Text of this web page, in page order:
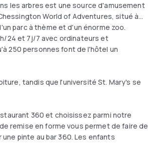
les arbres est une source d'amusement
World of Adventures, situé à
parc à thème et d'un énorme zoo.
24 et 7j/7 avec ordinateurs et
250 personnes font de l'hôtel un
tandis que l'université St. Mary's se
360 et choisissez parmi notre
remise en forme vous permet de faire de
pinte au bar 360. Les enfants